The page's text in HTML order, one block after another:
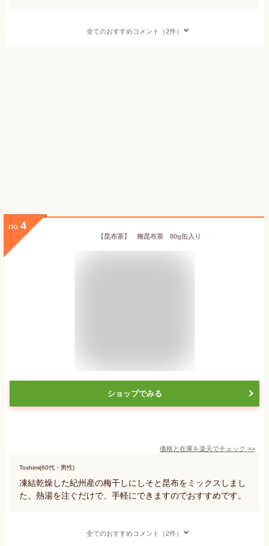
全てのおすすめコメント（2件）
no. 4
【昆布茶】 梅昆布茶 80g缶入り
ショップでみる
価格と在庫を楽天でチェック >>
Toshimi(60代・男性)
凍結乾燥した紀州産の梅干しにしそと昆布をミックスしまし
た。熱湯を注ぐだけで、手軽にできますのでおすすめです。
全てのおすすめコメント（2件）